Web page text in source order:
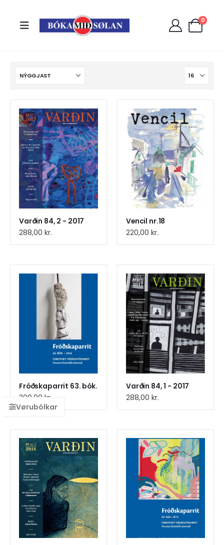
0
Varðin 84, 2 - 2017
288,00 kr.
Vencil nr.18
220,00 kr.
Fróðskaparrit 63. bók.
200,00 kr.
Varðin 84, 1 - 2017
288,00 kr.